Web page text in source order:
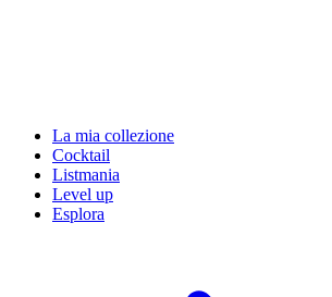
La mia collezione
Cocktail
Listmania
Level up
Esplora